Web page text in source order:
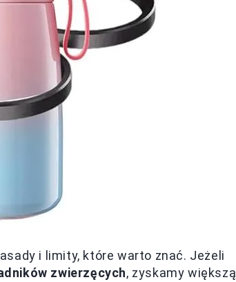
i limity, które warto znać. Jeżeli
zwierzęcych, zyskamy większą